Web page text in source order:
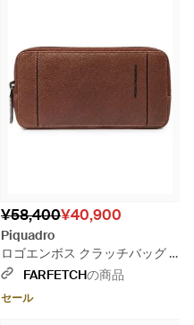
¥58,400¥40,900
Piquadro
ロゴエンボス クラッチバッグ -
ブラウンFARFETCHの商品
セール